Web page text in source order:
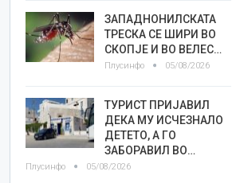
ЗАПАДНОНИЛСКАТА
ТРЕСКА СЕ ШИРИ ВО
СКОПЈЕ И ВО ВЕЛЕС…
Плусинфо 05/08/2026
ТУРИСТ ПРИЈАВИЛ
ДЕКА МУ ИСЧЕЗНАЛО
ДЕТЕТО, А ГО
ЗАБОРАВИЛ ВО…
Плусинфо 05/08/2026